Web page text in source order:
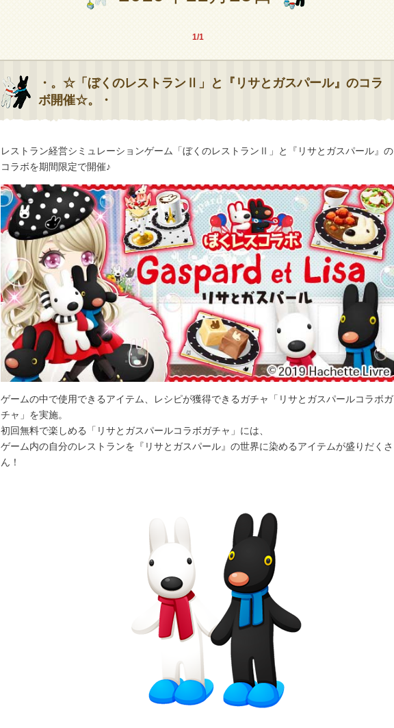
1/1
・。☆「ぼくのレストランⅡ」と『リサとガスパール』のコラ
ボ開催☆。・
レストラン経営シミュレーションゲーム「ぼくのレストランⅡ」と『リサとガスパール』の
コラボを期間限定で開催♪
ゲームの中で使用できるアイテム、レシピが獲得できるガチャ「リサとガスパールコラボガ
チャ」を実施。
初回無料で楽しめる「リサとガスパールコラボガチャ」には、
ゲーム内の自分のレストランを『リサとガスパール』の世界に染めるアイテムが盛りだくさ
ん！